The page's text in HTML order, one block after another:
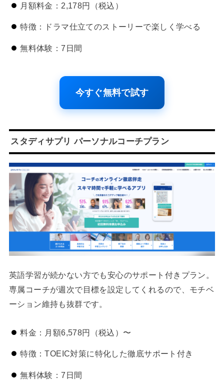
月額料金：2,178円（税込）
特徴：ドラマ仕立てのストーリーで楽しく学べる
無料体験：7日間
今すぐ無料で試す
スタディサプリ パーソナルコーチプラン
英語学習が続かない方でも安心のサポート付きプラン。
専属コーチが週次で目標を設定してくれるので、モチベ
ーション維持も抜群です。
料金：月額6,578円（税込）〜
特徴：TOEIC対策に特化した徹底サポート付き
無料体験：7日間